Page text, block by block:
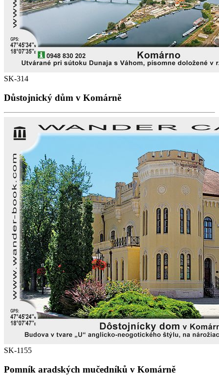
SK-314
Důstojnický dům v Komárně
SK-1155
Pomník aradských mučedníků v Komárně